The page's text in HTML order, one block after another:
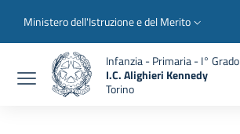
Slim top
Ministero dell'Istruzione e del Merito
Infanzia - Primaria - I° Grado
I.C. Alighieri Kennedy
Torino